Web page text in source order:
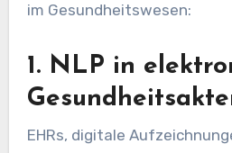
im Gesundheitswesen:
1. NLP in
EHRs, digitale